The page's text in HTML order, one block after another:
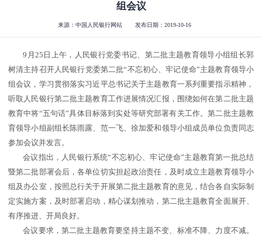
组会议
来源：中国人民银行网站 发布日期：2019-10-16
9月25日上午，人民银行党委书记、第二批主题教育领导小组组长郭
树清主持召开人民银行党委第二批“不忘初心、牢记使命”主题教育领导小
组会议，学习贯彻落实习近平总书记关于主题教育一系列重要指示精神，
听取人民银行第二批主题教育工作进展情况汇报，围绕如何在第二批主题
教育中将“五句话”具体目标落到实处等研究部署有关工作。第二批主题教
育领导小组副组长陈雨露、范一飞、徐加爱和领导小组成员单位负责同志
参加会议并发言。
会议指出，人民银行系统“不忘初心、牢记使命”主题教育第一批总结
暨第二批部署会后，各单位切实担起政治责任，及时成立主题教育领导小
组及办公室，按照总行关于开展第二批主题教育的意见，结合各自实际制
定实施方案，及时部署启动，精心谋划推动，第二批主题教育全面展开、
有序推进、开局良好。
会议要求，第二批主题教育要坚持主题不变、标准不降、力度不减。